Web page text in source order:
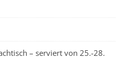
– serviert von 25.-28.